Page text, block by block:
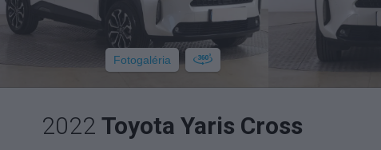
Fotogaléria
2022 Toyota Yaris Cross